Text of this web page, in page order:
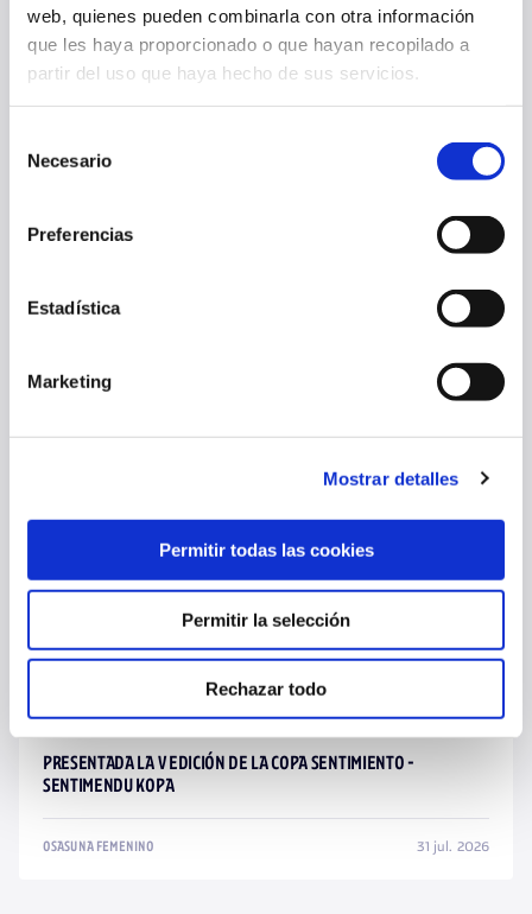
web, quienes pueden combinarla con otra información
que les haya proporcionado o que hayan recopilado a
partir del uso que haya hecho de sus servicios.
Necesario
Preferencias
Estadística
Marketing
Mostrar detalles
Permitir todas las cookies
Permitir la selección
Rechazar todo
ROBERTO PÉREZ CITA A 23 JUGADORAS PARA EL AMISTOSO
31 jul. 2026
PRESENTADA LA V EDICIÓN DE LA COPA SENTIMIENTO -
SENTIMENDU KOPA
OSASUNA FEMENINO 31 jul. 2026